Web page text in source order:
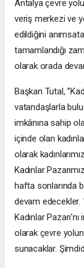
Antalya çevre
veriş merkezi ve
edildiğini
tamamlandığı
olarak orada
Başkan Tutal,
vatandaşlarla
imkânına sahip
içinde olan
olarak
Kadınlar
hafta sonlarında
devam edecekler.
Kadınlar Pazarı'nı
olarak çevre
sunacaklar.